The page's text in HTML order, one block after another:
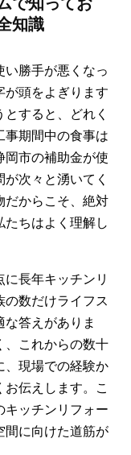
知識
勝手が悪くなっ
が頭をよぎります
すると、どれく
事期間中の食事は
岡市の補助金が使
次々と湧いてく
だからこそ、絶対
ちはよく理解し
長年キッチンリ
数だけライフス
答えがありま
、これからの数十
、現場での経験か
伝えします。こ
キッチンリフォー
間に向けた道筋が